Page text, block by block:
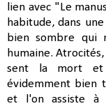
lien avec "Le
habitude, dans
bien sombre qui
humaine.
sent la mort et
évidemment bien
et l'on assiste à